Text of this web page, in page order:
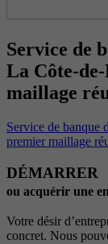
Service de
La Côte-
maillage
Service de banque
premier maillage
DÉMARRER
ou acquérir une
Votre désir
concret. Nous